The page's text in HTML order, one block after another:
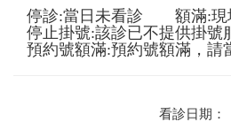
停診:當日未看診 額滿:現
停止掛號:該診已不提供掛號
預約號額滿:預約號額滿，請
看診日期：